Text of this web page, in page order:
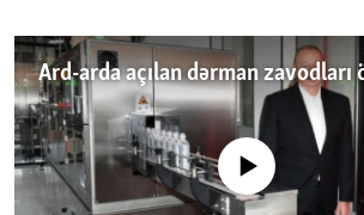
No media source currently